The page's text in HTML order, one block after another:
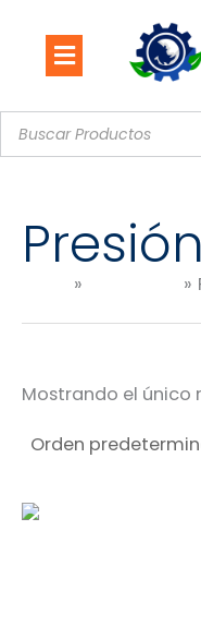
contenido
Búsqueda
de
productos
Mostrando el único